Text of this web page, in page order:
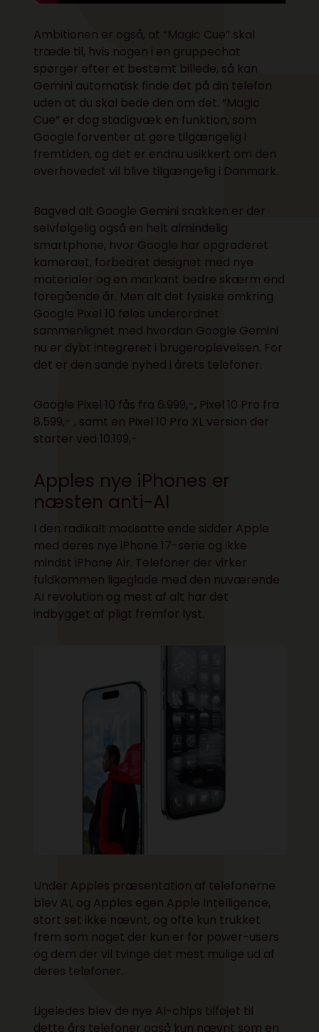
Ambitionen er også, at “Magic Cue” skal
træde til, hvis nogen i en gruppechat
spørger efter et bestemt billede, så kan
Gemini automatisk finde det på din telefon
uden at du skal bede den om det. “Magic
Cue” er dog stadigvæk en funktion, som
Google forventer at gøre tilgængelig i
fremtiden, og det er endnu usikkert om den
overhovedet vil blive tilgængelig i Danmark.
Bagved alt Google Gemini snakken er der
selvfølgelig også en helt almindelig
smartphone, hvor Google har opgraderet
kameraet, forbedret designet med nye
materialer og en markant bedre skærm end
foregående år. Men alt det fysiske omkring
Google Pixel 10 føles underordnet
sammenlignet med hvordan Google Gemini
nu er dybt integreret i brugeroplevelsen. For
det er den sande nyhed i årets telefoner.
Google Pixel 10 fås fra 6.999,-, Pixel 10 Pro fra
8.599,- , samt en Pixel 10 Pro XL version der
starter ved 10.199,-
Apples nye iPhones er
næsten anti-AI
I den radikalt modsatte ende sidder Apple
med deres nye iPhone 17-serie og ikke
mindst iPhone Air. Telefoner der virker
fuldkommen ligeglade med den nuværende
AI revolution og mest af alt har det
indbygget af pligt fremfor lyst.
Under Apples præsentation af telefonerne
blev AI, og Apples egen Apple Intelligence,
stort set ikke nævnt, og ofte kun trukket
frem som noget der kun er for power-users
og dem der vil tvinge det mest mulige ud af
deres telefoner.
Ligeledes blev de nye AI-chips tilføjet til
dette års telefoner også kun nævnt som en